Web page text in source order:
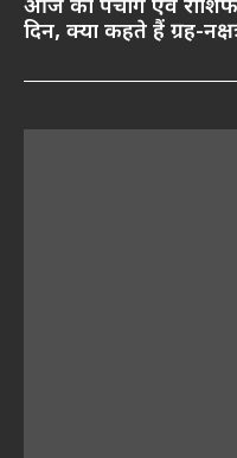
आज का पंचांग एवं
दिन, क्या कहते हैं ग्रह-